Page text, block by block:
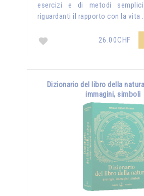
esercizi e di metodi
riguardanti il rapporto con la vita
26.00CHF
Dizionario del libro della
immagini, simboli